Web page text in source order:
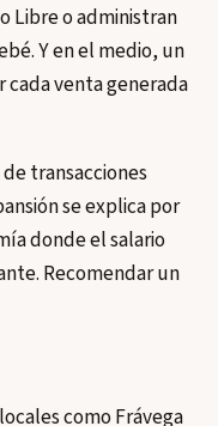
Libre o administran
Y en el medio, un
cada venta generada
transacciones
se explica por
donde el salario
Recomendar un
como Frávega